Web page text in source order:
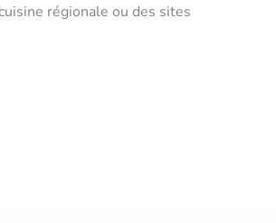
régionale ou des sites